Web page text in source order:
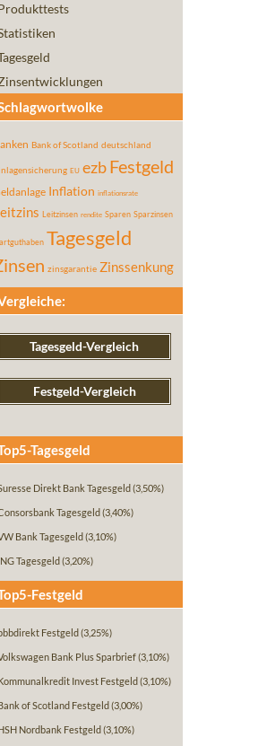
Bank of Scotland deutschland
EU ezbFestgeld
Inflation inflationsrate
Leitzinsen rendite Sparen Sparzinsen
Tagesgeld
zinsgarantie Zinssenkung
Tagesgeld-Vergleich
Festgeld-Vergleich
Tagesgeld
Direkt Bank Tagesgeld (3,50%)
Tagesgeld (3,40%)
Bank Tagesgeld (3,10%)
Tagesgeld (3,20%)
Festgeld
Festgeld (3,25%)
Bank Plus Sparbrief(3,10%)
Invest Festgeld (3,10%)
of Scotland Festgeld (3,00%)
Nordbank Festgeld (3,10%)